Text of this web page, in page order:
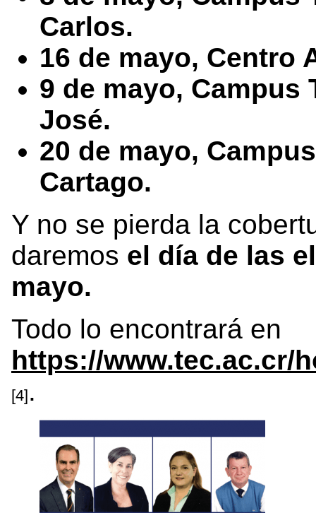
Carlos.
16 de mayo, Centro
9 de mayo, Campus
José.
20 de mayo,
Cartago.
Y no se pierda la
daremos el día de las
mayo.
Todo lo encontrará en
https://www.tec.ac.cr/
[4].